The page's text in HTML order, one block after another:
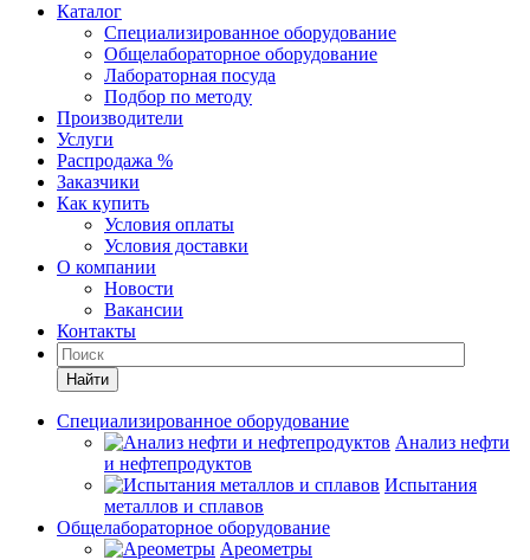
Каталог
Специализированное оборудование
Общелабораторное оборудование
Лабораторная посуда
Подбор по методу
Производители
Услуги
Распродажа %
Заказчики
Как купить
Условия оплаты
Условия доставки
О компании
Новости
Вакансии
Контакты
Найти
Специализированное оборудование
Анализ нефти
и нефтепродуктов
Испытания
металлов и сплавов
Общелабораторное оборудование
Ареометры